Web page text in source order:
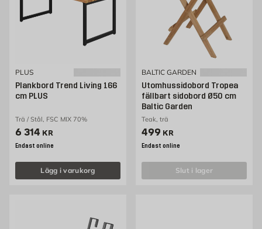
PLUS
Plankbord Trend Living 166
cm PLUS
Trä / Stål, FSC MIX 70%
Pris 6314 kr
6 314 KR
Endast online
Lägg i varukorg
BALTIC GARDEN
Utomhussidobord Tropea
fällbart sidobord Ø50 cm
Baltic Garden
Teak, trä
Pris 499 kr
499 KR
Endast online
slut i lager